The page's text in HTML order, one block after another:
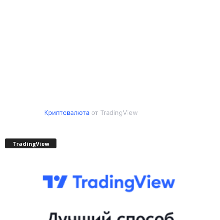
Криптовалютаот TradingView
TradingView